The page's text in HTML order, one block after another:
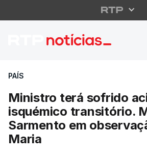
Ministro terá
PAÍS
Ministro terá sofrido
isquémico transitório.
Sarmento em
Maria